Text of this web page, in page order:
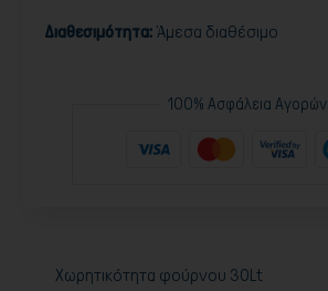
Διαθεσιμότητα: Άμεσα διαθέσιμο
100% Ασφάλεια Αγορών
Χωρητικότητα φούρνου 30Lt